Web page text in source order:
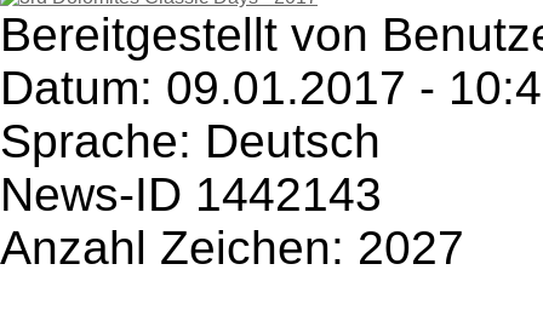
Bereitgestellt von
Datum: 09.01.2017 -
Sprache: Deutsch
News-ID 1442143
Anzahl Zeichen: 2027